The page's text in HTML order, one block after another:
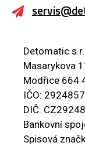
Detomatic
Masarykova
Modřice 664
IČO:
DIČ:
Bankovní
Spisová